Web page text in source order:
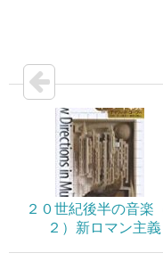
２０世紀後半の音楽
２）新ロマン主義